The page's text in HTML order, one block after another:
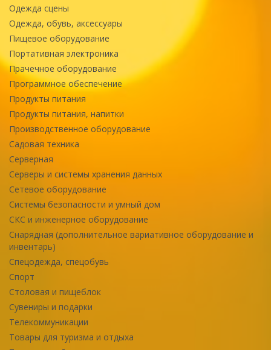
Одежда сцены
Одежда, обувь, аксессуары
Пищевое оборудование
Портативная электроника
Прачечное оборудование
Программное обеспечение
Продукты питания
Продукты питания, напитки
Производственное оборудование
Садовая техника
Серверная
Серверы и системы хранения данных
Сетевое оборудование
Системы безопасности и умный дом
СКС и инженерное оборудование
Снарядная (дополнительное вариативное оборудование и
инвентарь)
Спецодежда, спецобувь
Спорт
Столовая и пищеблок
Сувениры и подарки
Телекоммуникации
Товары для туризма и отдыха